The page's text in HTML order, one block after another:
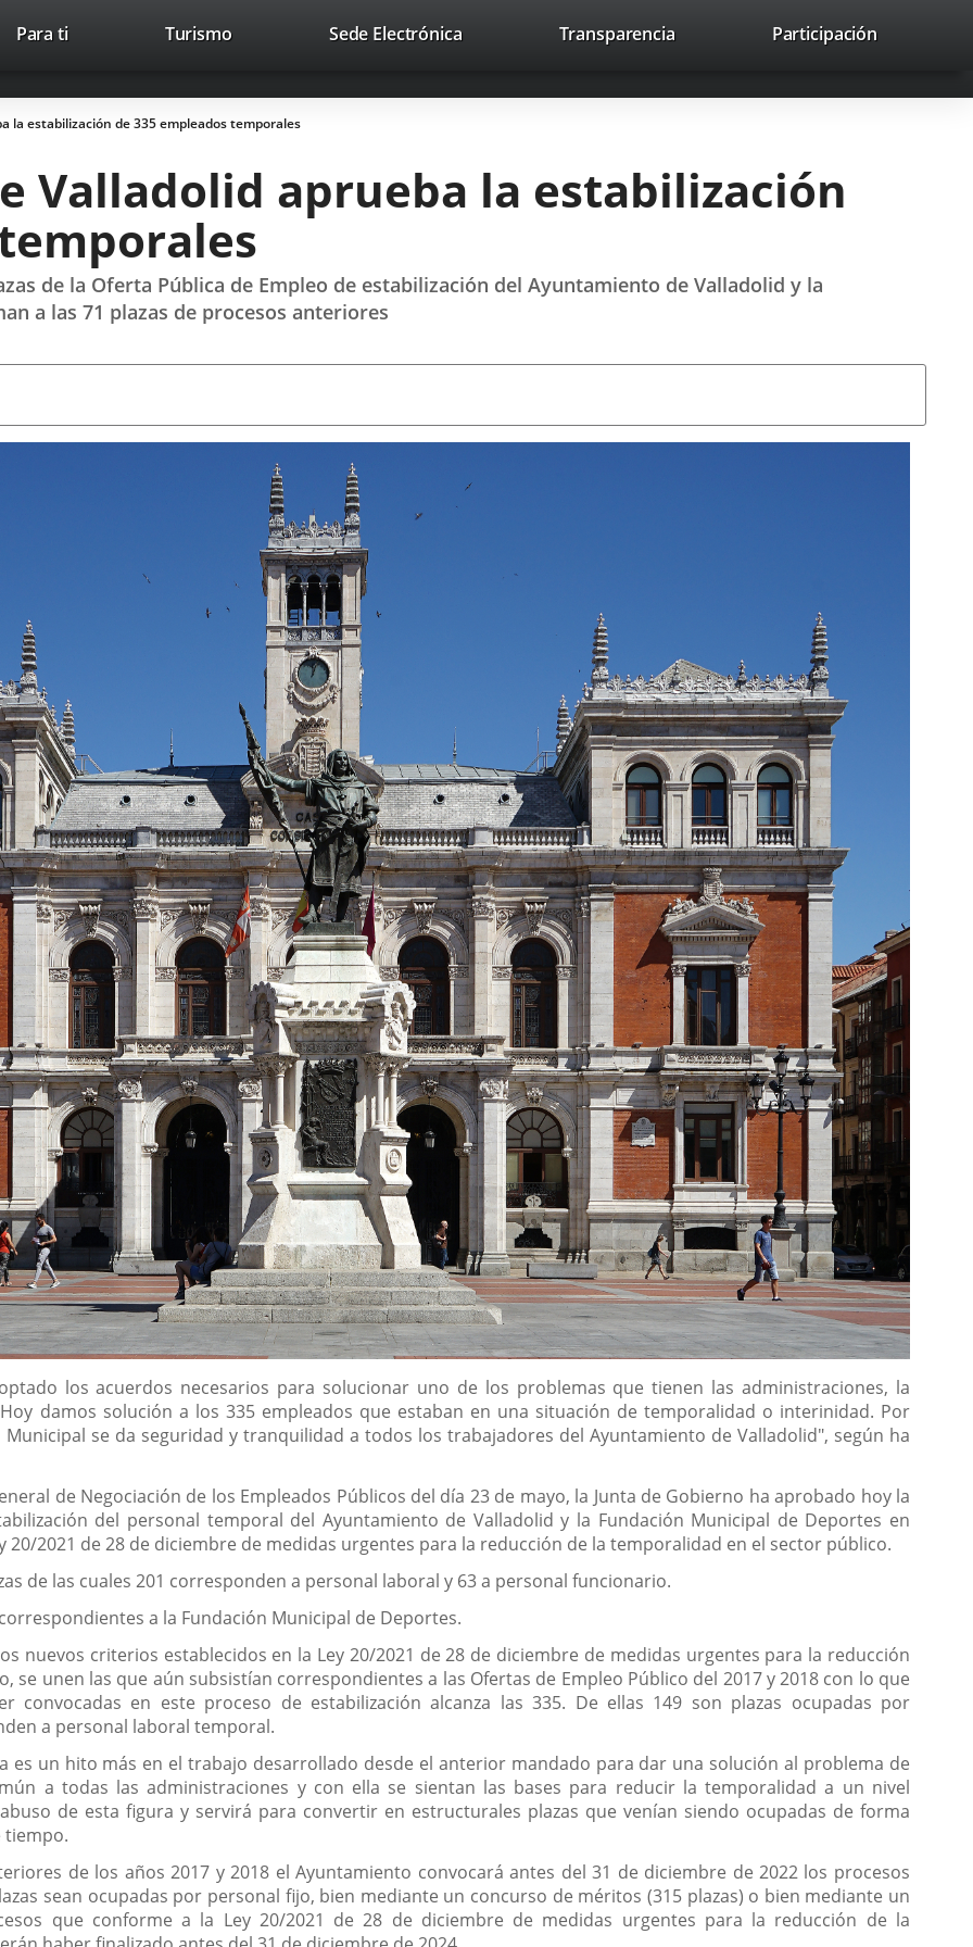
Trabaja con nosotros Contacto avaHeaderSocial
Link
external
Link
external
Link
external
Search
Para ti TurismoThis
open
in
pop-
up
Sede ElectrónicaLink
application.
Transparencia Participación
la estabilización de 335 empleados temporales
Valladolid aprueba la estabilización
de la Oferta Pública de Empleo de estabilización del Ayuntamiento de Valladolid y la
a las 71 plazas de procesos anteriores
los acuerdos necesarios para solucionar uno de los problemas que tienen las administraciones, la
damos solución a los 335 empleados que estaban en una situación de temporalidad o interinidad. Por
se da seguridad y tranquilidad a todos los trabajadores del Ayuntamiento de Valladolid", según ha
de Negociación de los Empleados Públicos del día 23 de mayo, la Junta de Gobierno ha aprobado hoy la
del personal temporal del Ayuntamiento de Valladolid y la Fundación Municipal de Deportes en
2021 de 28 de diciembre de medidas urgentes para la reducción de la temporalidad en el sector público.
de las cuales 201 corresponden a personal laboral y 63 a personal funcionario.
a la Fundación Municipal de Deportes.
nuevos criterios establecidos en la Ley 20/2021 de 28 de diciembre de medidas urgentes para la reducción
se unen las que aún subsistían correspondientes a las Ofertas de Empleo Público del 2017 y 2018 con lo que
convocadas en este proceso de estabilización alcanza las 335. De ellas 149 son plazas ocupadas por
a personal laboral temporal.
es un hito más en el trabajo desarrollado desde el anterior mandado para dar una solución al problema de
a todas las administraciones y con ella se sientan las bases para reducir la temporalidad a un nivel
de esta figura y servirá para convertir en estructurales plazas que venían siendo ocupadas de forma
de los años 2017 y 2018 el Ayuntamiento convocará antes del 31 de diciembre de 2022 los procesos
sean ocupadas por personal fijo, bien mediante un concurso de méritos (315 plazas) o bien mediante un
que conforme a la Ley 20/2021 de 28 de diciembre de medidas urgentes para la reducción de la